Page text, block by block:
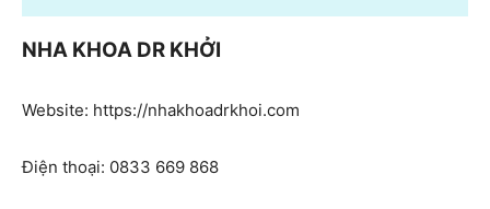
NHA KHOA DR KHỞI
Website: https://nhakhoadrkhoi.com
Điện thoại: 0833 669 868